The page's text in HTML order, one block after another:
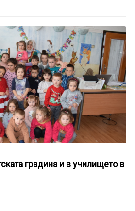
градина и в училището в